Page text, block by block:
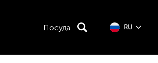
Посуда RU